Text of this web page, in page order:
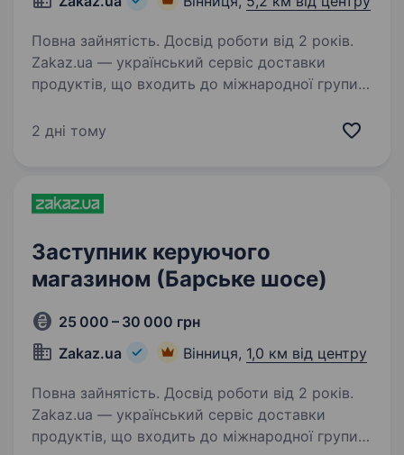
Повна зайнятість. Досвід роботи від 2 років.
Zakaz.ua — український сервіс доставки
продуктів, що входить до міжнародної групи
в 2010 році. Лідер на ринку доставки
2 дні тому
Заступник керуючого
магазином (Барське шосе)
25 000 – 30 000 грн
Zakaz.ua
Вінниця, 1,0 км від центру
Повна зайнятість. Досвід роботи від 2 років.
Zakaz.ua — український сервіс доставки
продуктів, що входить до міжнародної групи